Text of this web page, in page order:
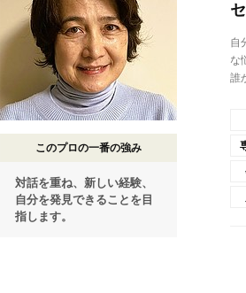
このプロの一番の強み
対話を重ね、新しい経験、
自分を発見できることを目
指します。
自
な
誰